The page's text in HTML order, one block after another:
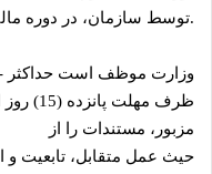
توسط سازمان، در دوره.
وزارت موظف است حداکثر
ظرف
مزبور، مستندات را از
حیث عمل متقابل، تابعیت و